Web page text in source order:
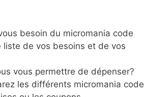
besoin du micromania code
liste de vos besoins et de vos
vous permettre de dépenser?
les différents micromania code